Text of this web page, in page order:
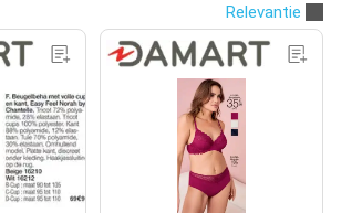
Relevantie